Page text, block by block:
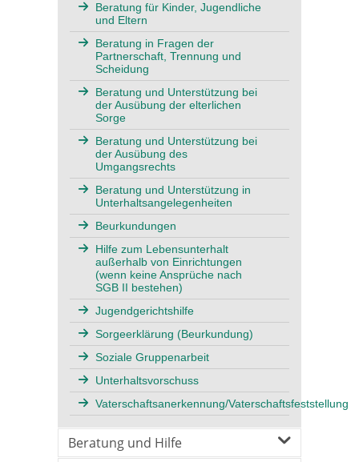
Beratung für Kinder, Jugendliche
und Eltern
Beratung in Fragen der
Partnerschaft, Trennung und
Scheidung
Beratung und Unterstützung bei
der Ausübung der elterlichen
Sorge
Beratung und Unterstützung bei
der Ausübung des
Umgangsrechts
Beratung und Unterstützung in
Unterhaltsangelegenheiten
Beurkundungen
Hilfe zum Lebensunterhalt
außerhalb von Einrichtungen
(wenn keine Ansprüche nach
SGB II bestehen)
Jugendgerichtshilfe
Sorgeerklärung (Beurkundung)
Soziale Gruppenarbeit
Unterhaltsvorschuss
Vaterschaftsanerkennung/Vaterschaftsfeststellung
Beratung und Hilfe